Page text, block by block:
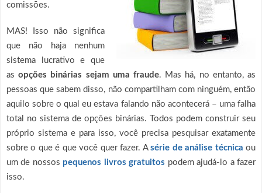
comissões.
MAS! Isso não significa
que não haja nenhum
sistema lucrativo e que
asopções binárias sejam uma fraude. Mas há, no entanto, as
pessoas que sabem disso, não compartilham com ninguém, então
aquilo sobre o qual eu estava falando não acontecerá – uma falha
total no sistema de opções binárias. Todos podem construir seu
próprio sistema e para isso, você precisa pesquisar exatamente
sobre o que é que você quer fazer. Asérie de análise técnica ou
um de nossos pequenos livros gratuitos podem ajudá-lo a fazer
isso.